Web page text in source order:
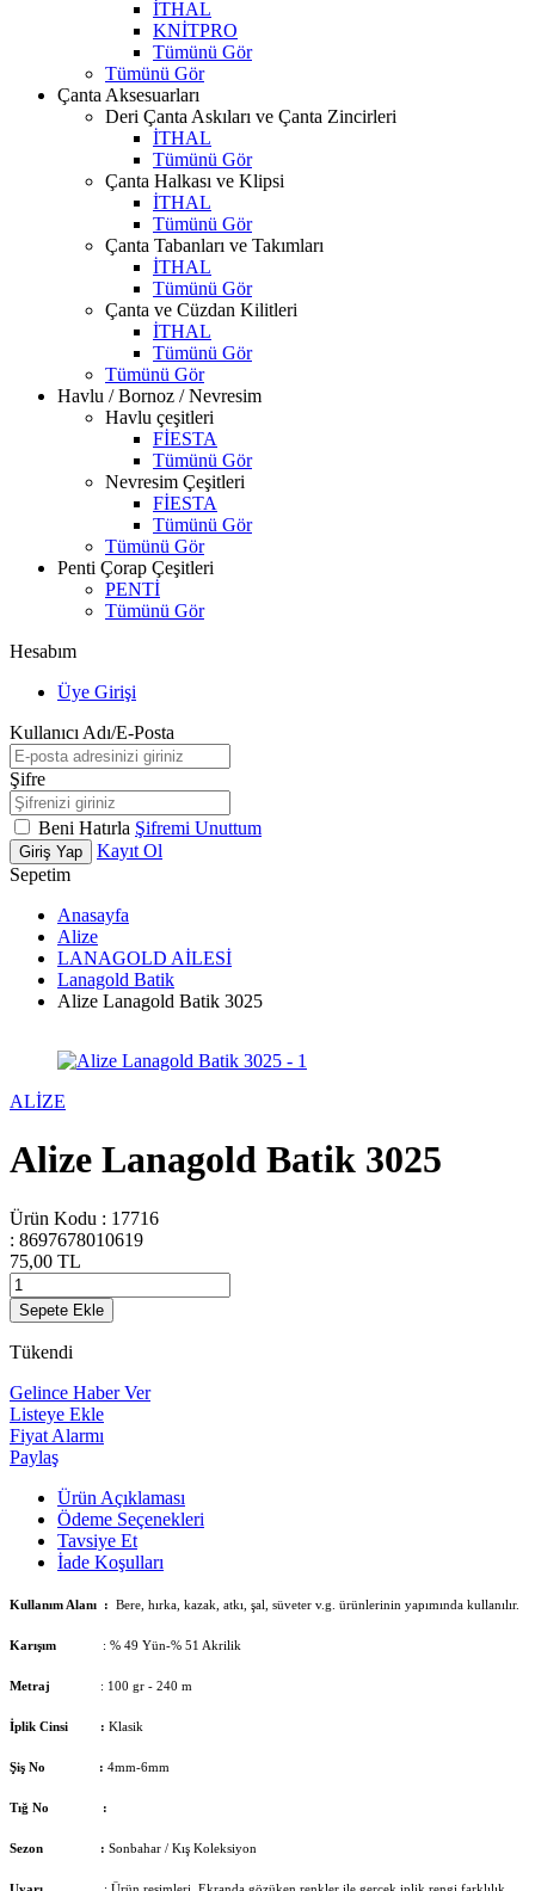
İTHAL
KNİTPRO
Tümünü Gör
Tümünü Gör
Çanta Aksesuarları
Deri Çanta Askıları ve Çanta Zincirleri
İTHAL
Tümünü Gör
Çanta Halkası ve Klipsi
İTHAL
Tümünü Gör
Çanta Tabanları ve Takımları
İTHAL
Tümünü Gör
Çanta ve Cüzdan Kilitleri
İTHAL
Tümünü Gör
Tümünü Gör
Havlu / Bornoz / Nevresim
Havlu çeşitleri
FİESTA
Tümünü Gör
Nevresim Çeşitleri
FİESTA
Tümünü Gör
Tümünü Gör
Penti Çorap Çeşitleri
PENTİ
Tümünü Gör
Hesabım
Üye Girişi
Kullanıcı Adı/E-Posta
Şifre
Beni Hatırla Şifremi Unuttum
Giriş Yap
Kayıt Ol
Sepetim
Anasayfa
Alize
LANAGOLD AİLESİ
Lanagold Batik
Alize Lanagold Batik 3025
ALİZE
Alize Lanagold Batik 3025
Ürün Kodu : 17716
: 8697678010619
75,00 TL
Sepete Ekle
Tükendi
Gelince Haber Ver
Listeye Ekle
Fiyat Alarmı
Paylaş
Ürün Açıklaması
Ödeme Seçenekleri
Tavsiye Et
İade Koşulları
Kullanım Alanı : Bere, hırka, kazak, atkı, şal, süveter v.g. ürünlerinin yapımında kullanılır.
Karışım : % 49 Yün-% 51 Akrilik
Metraj : 100 gr - 240 m
İplik Cinsi : Klasik
Şiş No : 4mm-6mm
Tığ No :
Sezon : Sonbahar / Kış Koleksiyon